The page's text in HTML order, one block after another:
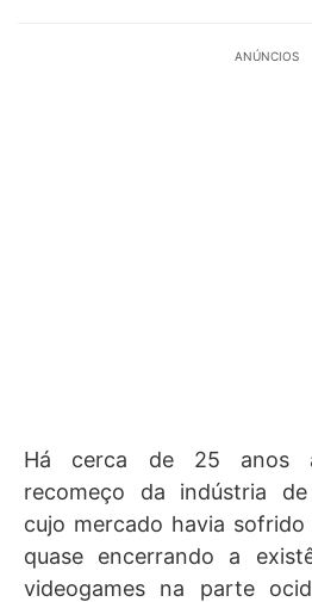
ANÚNCIOS
Há cerca de 25 anos
recomeço da indústria
cujo mercado havia
quase encerrando a
videogames na parte